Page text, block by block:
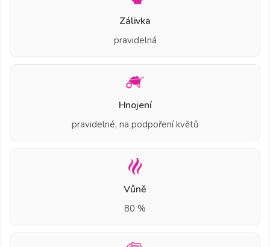
Zálivka
pravidelná
Hnojení
pravidelné, na podpoření květů
Vůně
80 %